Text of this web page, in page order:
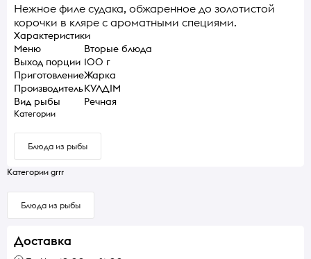
Нежное филе судака, обжаренное до золотистой
корочки в кляре с ароматными специями.
Характеристики
Меню
Вторые блюда
Выход порции 100 г
ПриготовлениеЖарка
ПроизводительКУЛДІМ
Вид рыбы
Речная
Категории
Блюда из рыбы
Категории grrr
Блюда из рыбы
Доставка